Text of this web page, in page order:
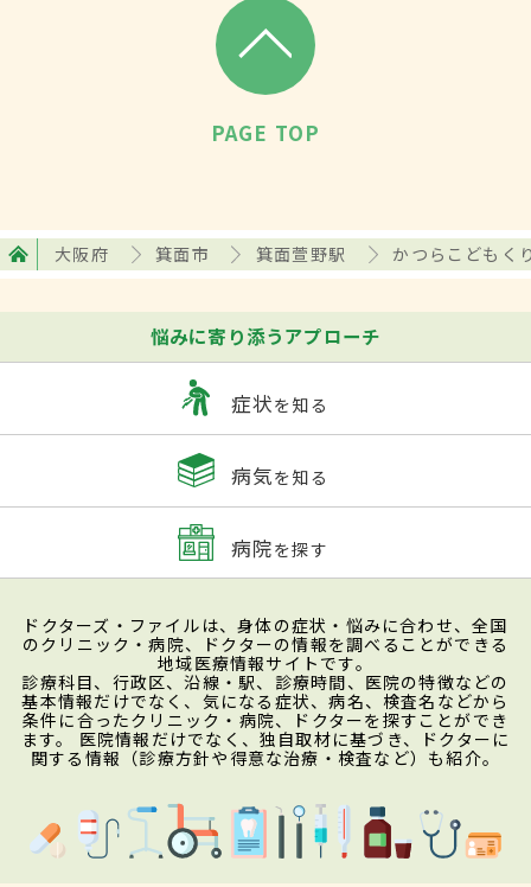
PAGE TOP
大阪府 箕面市 箕面萱野駅 かつらこどもく
悩みに寄り添うアプローチ
症状を知る
病気を知る
病院を探す
ドクターズ・ファイルは、身体の症状・悩みに合わせ、全国
のクリニック・病院、ドクターの情報を調べることができる
地域医療情報サイトです。
診療科目、行政区、沿線・駅、診療時間、医院の特徴などの
基本情報だけでなく、気になる症状、病名、検査名などから
条件に合ったクリニック・病院、ドクターを探すことができ
ます。 医院情報だけでなく、独自取材に基づき、ドクターに
関する情報（診療方針や得意な治療・検査など）も紹介。